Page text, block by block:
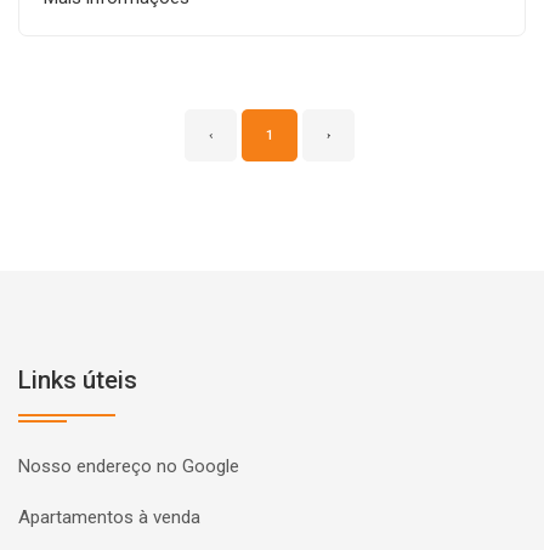
‹ 1 ›
Links úteis
Nosso endereço no Google
Apartamentos à venda